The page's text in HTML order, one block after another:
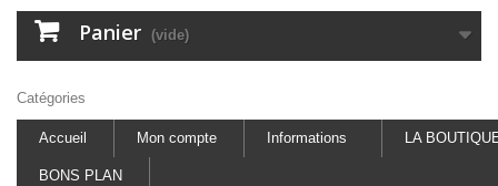
Panier (vide)
Catégories
Accueil Mon compte Informations LA
BONS PLAN